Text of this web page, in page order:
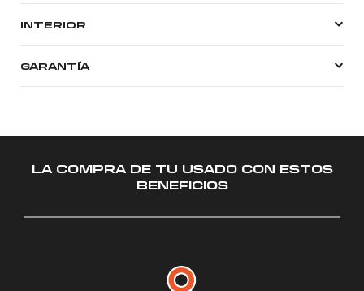
INTERIOR
GARANTÍA
LA COMPRA DE TU USADO CON ESTOS
BENEFICIOS